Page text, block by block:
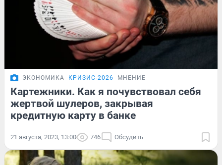
ЭКОНОМИКА КРИЗИС-2026 МНЕНИЕ
Картежники. Как я почувствовал себя
жертвой шулеров, закрывая
кредитную карту в банке
21 августа, 2023, 13:00 746 Обсудить